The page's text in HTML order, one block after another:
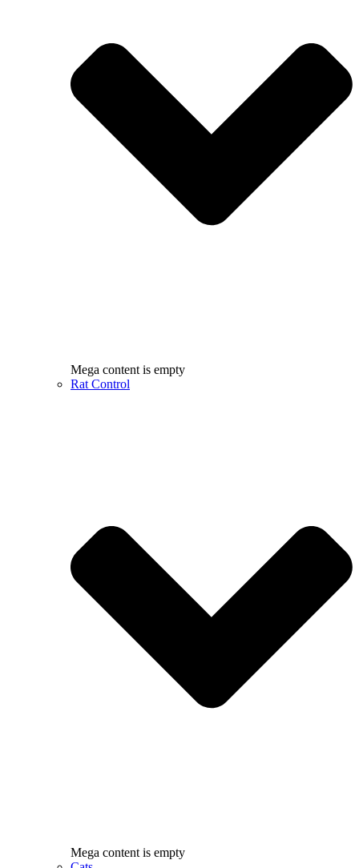
Mega content is empty
Rat Control
Mega content is empty